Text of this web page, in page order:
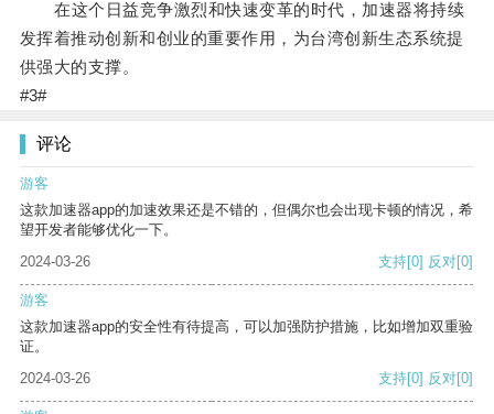
在这个日益竞争激烈和快速变革的时代，加速器将持续
发挥着推动创新和创业的重要作用，为台湾创新生态系统提
供强大的支撑。
#3#
评论
游客
这款加速器app的加速效果还是不错的，但偶尔也会出现卡顿的情况，希
望开发者能够优化一下。
2024-03-26
支持[0] 反对[0]
游客
这款加速器app的安全性有待提高，可以加强防护措施，比如增加双重验
证。
2024-03-26
支持[0] 反对[0]